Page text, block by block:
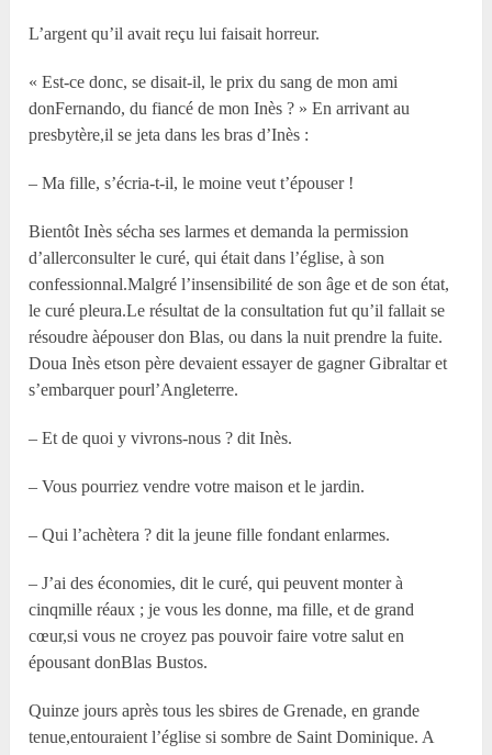
L’argent qu’il avait reçu lui faisait horreur.
« Est-ce donc, se disait-il, le prix du sang de mon ami
donFernando, du fiancé de mon Inès ? » En arrivant au
presbytère,il se jeta dans les bras d’Inès :
– Ma fille, s’écria-t-il, le moine veut t’épouser !
Bientôt Inès sécha ses larmes et demanda la permission
d’allerconsulter le curé, qui était dans l’église, à son
confessionnal.Malgré l’insensibilité de son âge et de son état,
le curé pleura.Le résultat de la consultation fut qu’il fallait se
résoudre àépouser don Blas, ou dans la nuit prendre la fuite.
Doua Inès etson père devaient essayer de gagner Gibraltar et
s’embarquer pourl’Angleterre.
– Et de quoi y vivrons-nous ? dit Inès.
– Vous pourriez vendre votre maison et le jardin.
– Qui l’achètera ? dit la jeune fille fondant enlarmes.
– J’ai des économies, dit le curé, qui peuvent monter à
cinqmille réaux ; je vous les donne, ma fille, et de grand
cœur,si vous ne croyez pas pouvoir faire votre salut en
épousant donBlas Bustos.
Quinze jours après tous les sbires de Grenade, en grande
tenue,entouraient l’église si sombre de Saint Dominique. A